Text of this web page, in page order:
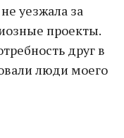
уезжала за
проекты.
друг в
люди моего